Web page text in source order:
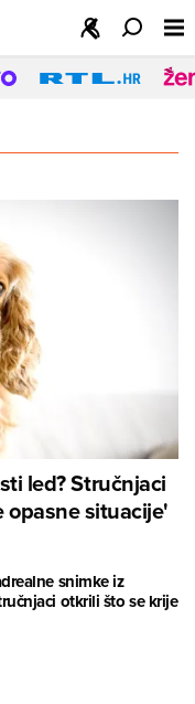
led? Stručnjaci
opasne situacije'
snimke iz
otkrili što se krije